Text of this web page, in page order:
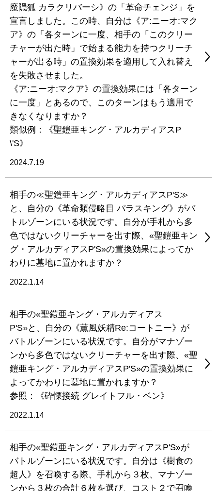
魔隠狐 カラクリバーシ》の「革命チェンジ」を
宣言しました。この時、自分は《ア:ニーオ:マク
ア》の「各ターンに一度、相手の「このクリー
チャーが出た時」で始まる能力を持つクリーチ
ャーが出る時」の置換効果を適用して入れ替え
を失敗させました。
《ア:ニーオ:マクア》の置換効果には「各ターン
に一度」とあるので、このターンはもう適用で
きなくなりますか？
類似例：《聖鎧亜キング・アルカディアスP
\'S》
2024.7.19
相手の≪聖鎧亜キング・アルカディアスP'S≫
と、自分の《革命類侵略目 パラスキング》がバ
トルゾーンにいる状況です。自分が手札から多
色ではないクリーチャーを出す際、«聖鎧亜キン
グ・アルカディアスP'S»の置換効果によってか
わりに墓地に置かれますか？
2022.1.14
相手の«聖鎧亜キング・アルカディアス
P'S»と、自分の《薫風妖精Re:コートニー》が
バトルゾーンにいる状況です。自分がマナゾー
ンから多色ではないクリーチャーを出す際、«聖
鎧亜キング・アルカディアスP'S»の置換効果に
よってかわりに墓地に置かれますか？
参照：《砕慄接続 グレイトフル・ベン》
2022.1.14
相手の«聖鎧亜キング・アルカディアスP'S»が
バトルゾーンにいる状況です。自分は《樹食の
超人》を召喚する際、手札から３枚、マナゾー
ンから３枚の合計６枚を選び、コスト２で召喚